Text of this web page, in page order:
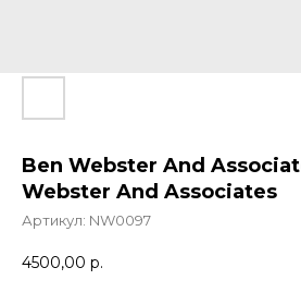
Ben Webster And
Webster And Associates
Артикул: NW0097
4500,00 р.